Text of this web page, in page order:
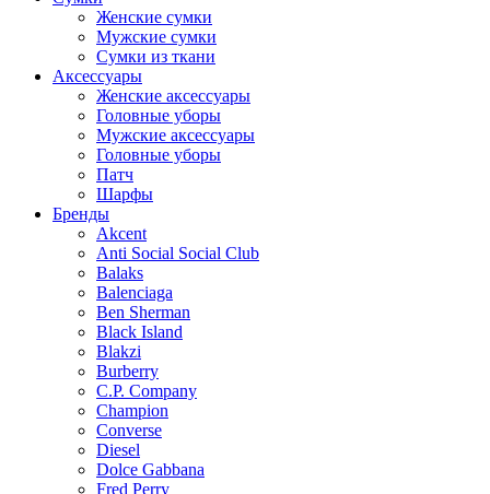
Женские сумки
Мужские сумки
Сумки из ткани
Аксессуары
Женские аксессуары
Головные уборы
Мужские аксессуары
Головные уборы
Патч
Шарфы
Бренды
Akcent
Anti Social Social Club
Balaks
Balenciaga
Ben Sherman
Black Island
Blakzi
Burberry
C.P. Company
Champion
Converse
Diesel
Dolce Gabbana
Fred Perry